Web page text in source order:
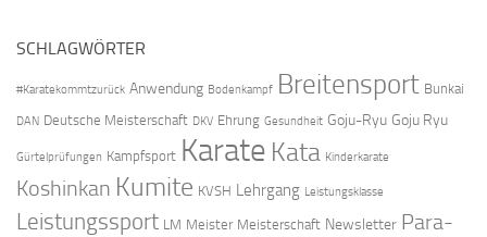
SCHLAGWÖRTER
#Karatekommtzurück Anwendung Bodenkampf Breitensport Bunkai
DAN Deutsche Meisterschaft DKV Ehrung Gesundheit Goju-Ryu Goju Ryu
Gürtelprüfungen Kampfsport Karate Kata Kinderkarate
Koshinkan Kumite KVSH Lehrgang Leistungsklasse
Leistungssport LM Meister Meisterschaft Newsletter Para-